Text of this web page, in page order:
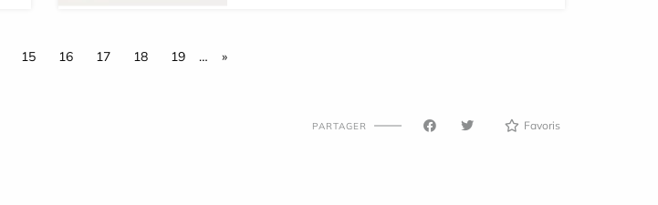
15 16 17 18 19 … »
PARTAGER Favoris